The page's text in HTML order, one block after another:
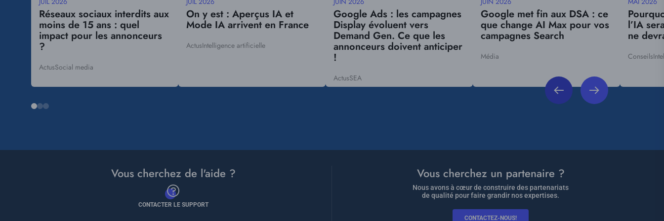
Date
mise
à
jour
Réseaux sociaux interdits aux
moins de 15 ans : quel
impact pour les annonceurs
?
Tags
ActusSocial media
Date
mise
à
On y est : Aperçus IA et
Mode IA arrivent en France
Tags
ActusIntelligence artificielle
Date
mise
à
jour
Google Ads : les campagnes
Display évoluent vers
Demand Gen. Ce que les
annonceurs doivent anticiper
!
Tags
ActusSEA
Date
mise
à
jour
Google met fin aux DSA : ce
que change AI Max pour vos
campagnes Search
Tags
Média
Date
mise
à
jour
l’IA
ne
Tags
Conseils
Vous cherchez de l'aide ?
CONTACTER LE SUPPORT
Vous cherchez un partenaire ?
Nous avons à cœur de construire des partenariats
de qualité pour faire grandir nos expertises.
CONTACTEZ-NOUS!